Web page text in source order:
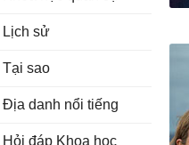
Lịch sử
Tại sao
Địa danh nổi tiếng
Hỏi đáp Khoa học